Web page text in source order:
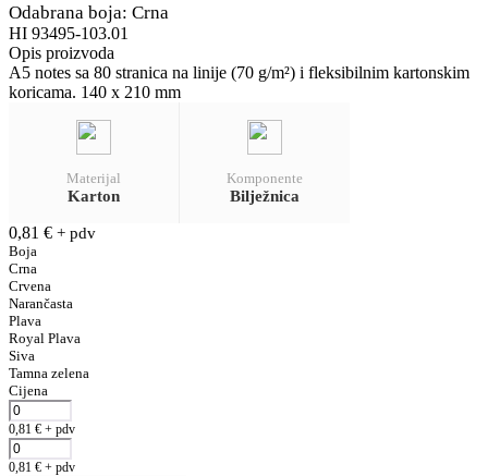
Odabrana boja: Crna
HI 93495-103.01
Opis proizvoda
A5 notes sa 80 stranica na linije (70 g/m²) i fleksibilnim kartonskim
koricama. 140 x 210 mm
Materijal
Karton
Komponente
Bilježnica
0,81 € + pdv
Boja
Crna
Crvena
Narančasta
Plava
Royal Plava
Siva
Tamna zelena
Cijena
0,81 € + pdv
0,81 € + pdv